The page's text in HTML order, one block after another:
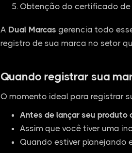
Obtenção do certificado de
A Dual Marcas gerencia todo
registro de sua marca no setor
Quando registrar sua
O momento ideal para registrar
Antes de lançar seu produto
Assim que você tiver uma
Quando estiver planejando